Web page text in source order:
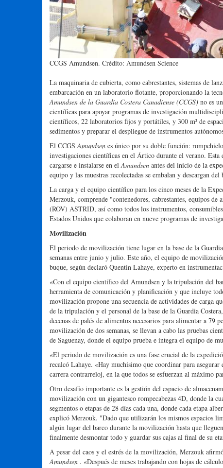
CCGS Amundsen. Crédito: Amundsen Science
La maquinaria de cubierta, como cabrestantes, sistemas de
embarcación en un laboratorio flotante, proporcionando la
Amundsen de la Guardia Costera Canadiense (CCGS) no es
científicas para apoyar programas de investigación
científicos, 22 laboratorios fijos y portátiles, y 300 m² de
sedimentos y preparar el despliegue de instrumentos
El CCGSAmundsen es único por su doble función:
investigaciones científicas en el Ártico durante el verano.
cargarse e instalarse en elAmundsen antes del inicio de la
equipo y las muestras recolectadas se embalan y descargan
La carga y el equipo científico para los cinco meses de la
Merzouk, comprende "contenedores, cabrestantes, equipos
(ROV) ASTRID, así como todos los instrumentos,
Estados Unidos que colaboran en nueve programas de
Movilización
El periodo de movilización tiene lugar en la base de la
semanas entre junio y julio. Este año, el equipo de
buque, según declaró Quentin Lahaye, experto en
«Con el equipo científico del Amundsen y la tripulación del
herramienta de comunicación y planificación y que incluye
movilización propone una secuencia de actividades de carga
de la tripulación y el personal de la base de la Guardia
decenas de palés de alimentos necesarios para alimentar a
movilización de dos semanas, se llevan a cabo las pruebas
de Saguenay, donde el equipo prueba e integra el equipo de
«El periodo de movilización es una fase crucial de la
recalcó Lahaye. «Hay muchísimo que coordinar para
carrera contrarreloj, en la que todos se esfuerzan al máximo
Otro desafío importante es la gestión del espacio de
movilización con un gigantesco rompecabezas 4D, donde la
segmentos o etapas de 28 días cada una, donde cada etapa
explicó Merzouk. "Dado que utilizarán los mismos espacios
algún lugar del barco durante la movilización hasta que
finalmente desmontar todo y guardar sus cajas al final de su
A pesar del caos y el estrés de la movilización, Merzouk
Amundsen . «Después de meses trabajando con hojas de